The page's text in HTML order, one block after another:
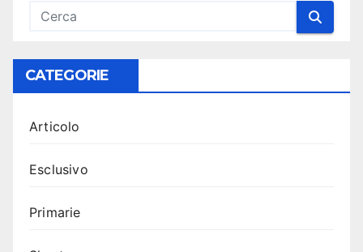
CATEGORIE
Articolo
Esclusivo
Primarie